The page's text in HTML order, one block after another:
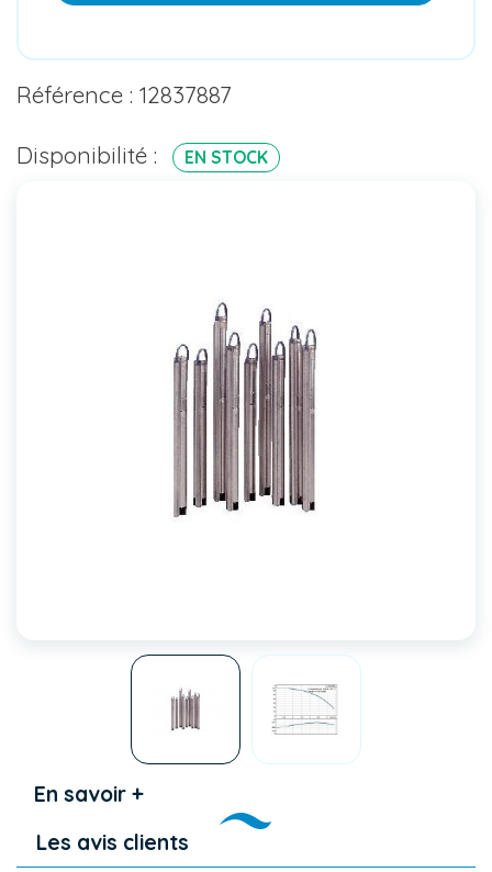
Référence : 12837887
Disponibilité : EN STOCK
En savoir +
Les avis clients